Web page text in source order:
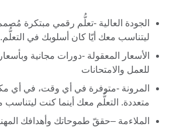
الجودة العالية -تعلُّم رقمي مبتكرة
ليتناسب معك أيّا كان أسلوبك في التعلُّم.
الأسعار المعقولة -دورات مجانية
للعمل والامتحانات
المرونة -متوفرة في أي وقت، في أي
متعددة. التعلُّم معك أينما كنت
الملاءمة –حققّ طموحاتك وأهدافك